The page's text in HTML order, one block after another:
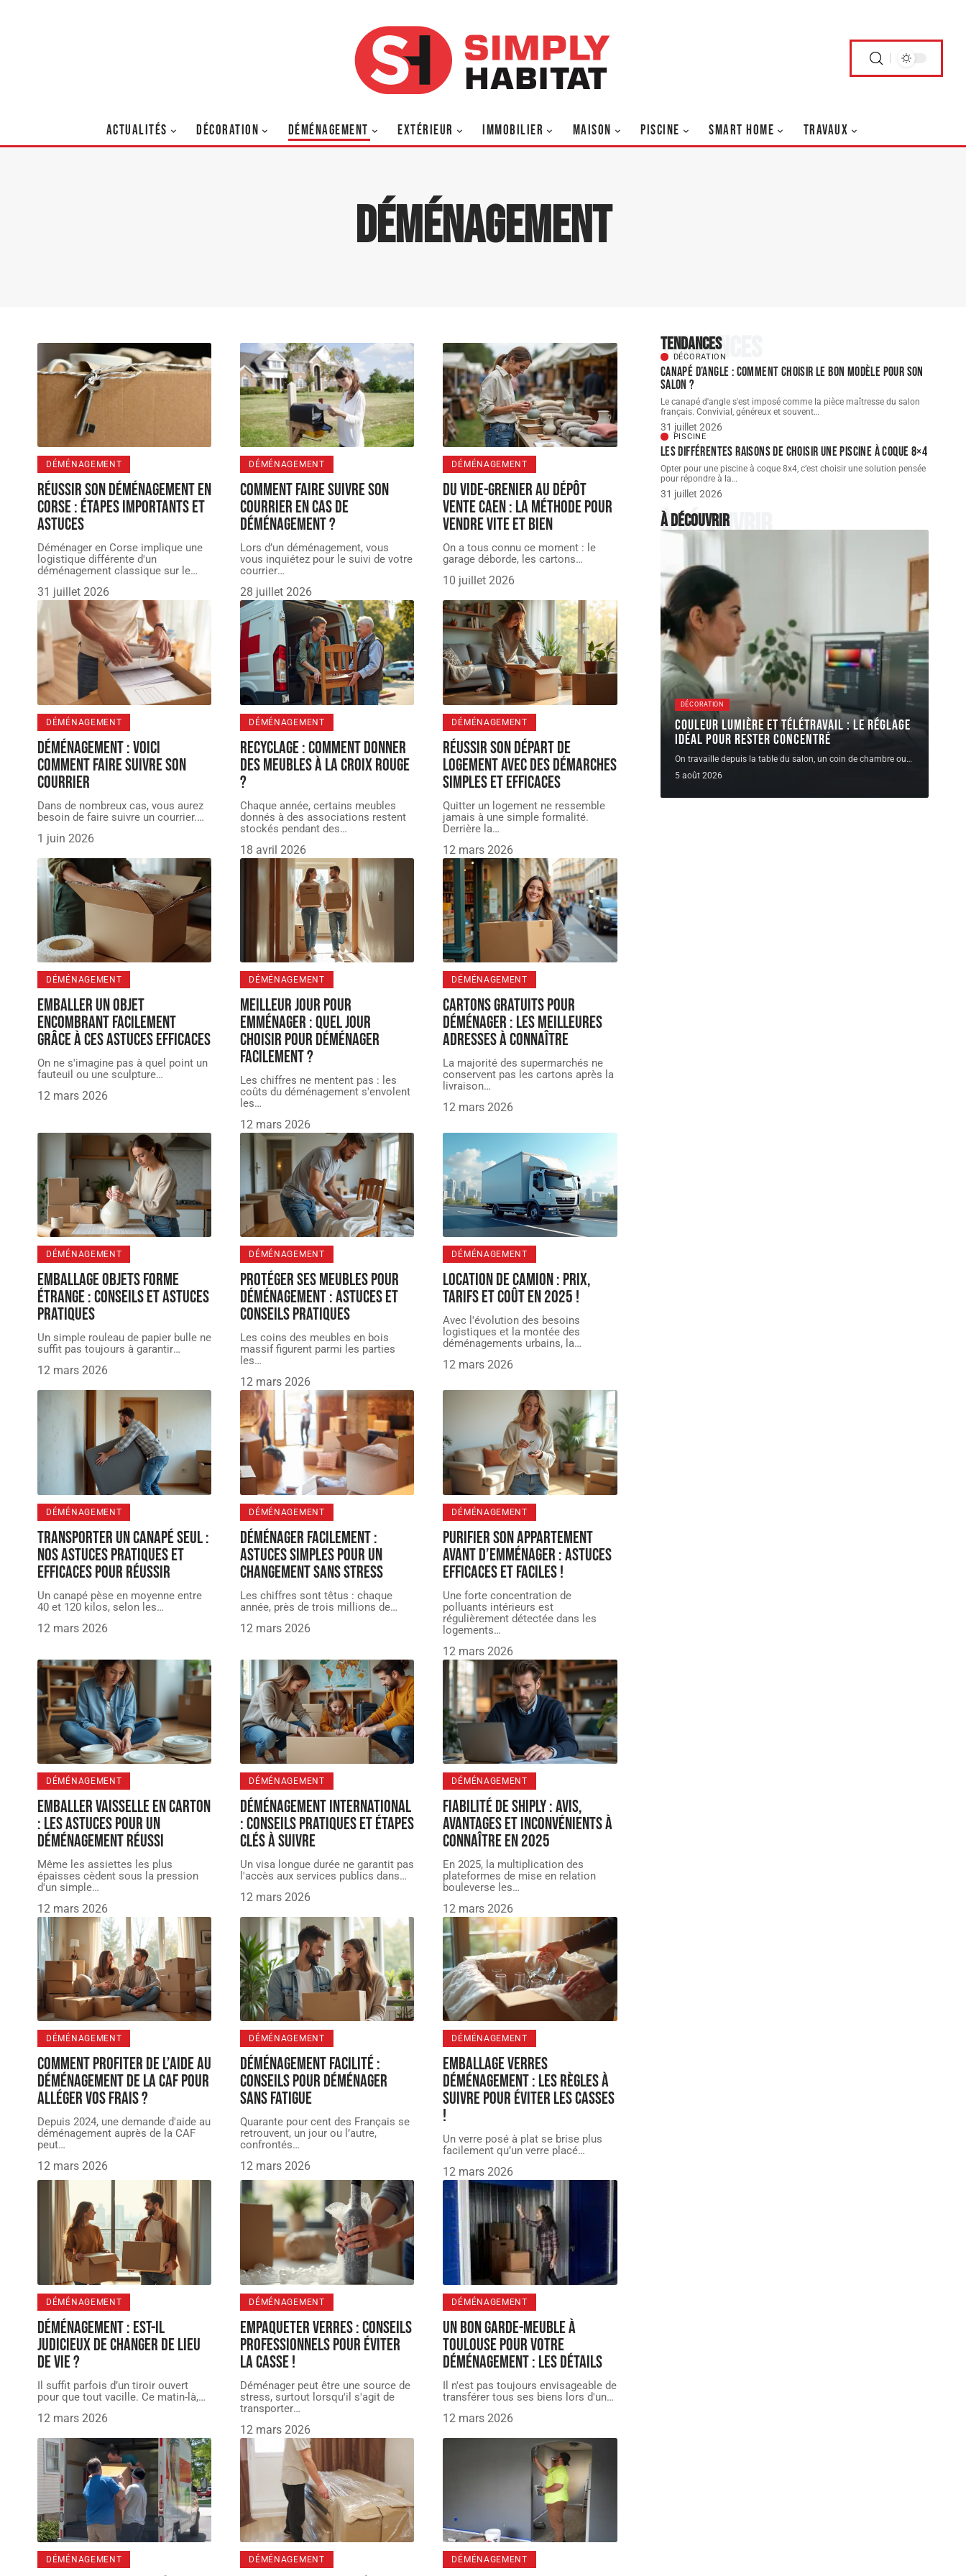
ACTUALITÉS DÉCORATION DÉMÉNAGEMENT EXTÉRIEUR IMMOBILIER MAISON PISCINE SMART HOME TRAVAUX
Déménagement
DÉMÉNAGEMENT
Réussir son déménagement en
Corse : étapes importants et
astuces
Déménager en Corse implique une
logistique différente d'un
déménagement classique sur le…
31 juillet 2026
DÉMÉNAGEMENT
Comment faire suivre son
courrier en cas de
déménagement ?
Lors d’un déménagement, vous
vous inquiétez pour le suivi de votre
courrier…
28 juillet 2026
DÉMÉNAGEMENT
Du vide-grenier au dépôt
vente Caen : la méthode pour
vendre vite et bien
On a tous connu ce moment : le
garage déborde, les cartons…
10 juillet 2026
DÉMÉNAGEMENT
Déménagement : voici
comment faire suivre son
courrier
Dans de nombreux cas, vous aurez
besoin de faire suivre un courrier.…
1 juin 2026
DÉMÉNAGEMENT
Recyclage : Comment donner
des meubles à la Croix Rouge
?
Chaque année, certains meubles
donnés à des associations restent
stockés pendant des…
18 avril 2026
DÉMÉNAGEMENT
Réussir son départ de
logement avec des démarches
simples et efficaces
Quitter un logement ne ressemble
jamais à une simple formalité.
Derrière la…
12 mars 2026
DÉMÉNAGEMENT
Emballer un objet
encombrant facilement
grâce à ces astuces efficaces
On ne s'imagine pas à quel point un
fauteuil ou une sculpture…
12 mars 2026
DÉMÉNAGEMENT
Meilleur jour pour
emménager : quel jour
choisir pour déménager
facilement ?
Les chiffres ne mentent pas : les
coûts du déménagement s'envolent
les…
12 mars 2026
DÉMÉNAGEMENT
Cartons gratuits pour
déménager : les meilleures
adresses à connaître
La majorité des supermarchés ne
conservent pas les cartons après la
livraison…
12 mars 2026
DÉMÉNAGEMENT
Emballage objets forme
étrange : conseils et astuces
pratiques
Un simple rouleau de papier bulle ne
suffit pas toujours à garantir…
12 mars 2026
DÉMÉNAGEMENT
Protéger ses meubles pour
déménagement : astuces et
conseils pratiques
Les coins des meubles en bois
massif figurent parmi les parties
les…
12 mars 2026
DÉMÉNAGEMENT
Location de camion : Prix,
Tarifs et Coût en 2025 !
Avec l'évolution des besoins
logistiques et la montée des
déménagements urbains, la…
12 mars 2026
DÉMÉNAGEMENT
Transporter un canapé seul :
nos astuces pratiques et
efficaces pour réussir
Un canapé pèse en moyenne entre
40 et 120 kilos, selon les…
12 mars 2026
DÉMÉNAGEMENT
Déménager facilement :
astuces simples pour un
changement sans stress
Les chiffres sont têtus : chaque
année, près de trois millions de…
12 mars 2026
DÉMÉNAGEMENT
Purifier son appartement
avant d’emménager : astuces
efficaces et faciles !
Une forte concentration de
polluants intérieurs est
régulièrement détectée dans les
logements…
12 mars 2026
DÉMÉNAGEMENT
Emballer vaisselle en carton
: les astuces pour un
déménagement réussi
Même les assiettes les plus
épaisses cèdent sous la pression
d'un simple…
12 mars 2026
DÉMÉNAGEMENT
Déménagement international
: conseils pratiques et étapes
clés à suivre
Un visa longue durée ne garantit pas
l'accès aux services publics dans…
12 mars 2026
DÉMÉNAGEMENT
Fiabilité de Shiply : avis,
avantages et inconvénients à
connaître en 2025
En 2025, la multiplication des
plateformes de mise en relation
bouleverse les…
12 mars 2026
DÉMÉNAGEMENT
Comment profiter de l’aide au
déménagement de la CAF pour
alléger vos frais ?
Depuis 2024, une demande d'aide au
déménagement auprès de la CAF
peut…
12 mars 2026
DÉMÉNAGEMENT
Déménagement facilité :
conseils pour déménager
sans fatigue
Quarante pour cent des Français se
retrouvent, un jour ou l’autre,
confrontés…
12 mars 2026
DÉMÉNAGEMENT
Emballage verres
déménagement : les règles à
suivre pour éviter les casses
!
Un verre posé à plat se brise plus
facilement qu’un verre placé…
12 mars 2026
DÉMÉNAGEMENT
Déménagement : est-il
judicieux de changer de lieu
de vie ?
Il suffit parfois d’un tiroir ouvert
pour que tout vacille. Ce matin-là,…
12 mars 2026
DÉMÉNAGEMENT
Empaqueter verres : conseils
professionnels pour éviter
la casse !
Déménager peut être une source de
stress, surtout lorsqu'il s'agit de
transporter…
12 mars 2026
DÉMÉNAGEMENT
Un bon garde-meuble à
Toulouse pour votre
déménagement : les détails
Il n'est pas toujours envisageable de
transférer tous ses biens lors d'un…
12 mars 2026
DÉMÉNAGEMENT DÉMÉNAGEMENT DÉMÉNAGEMENT
Tendances
Tendances
DÉCORATION
Canapé d’angle : comment choisir le bon modèle pour son
salon ?
Le canapé d'angle s'est imposé comme la pièce maîtresse du salon
français. Convivial, généreux et souvent…
31 juillet 2026
PISCINE
Les différentes raisons de choisir une piscine à coque 8×4
Opter pour une piscine à coque 8x4, c’est choisir une solution pensée
pour répondre à la…
31 juillet 2026
À découvrir
À découvrir
DÉCORATION
Couleur lumière et télétravail : le réglage
idéal pour rester concentré
On travaille depuis la table du salon, un coin de chambre ou…
5 août 2026